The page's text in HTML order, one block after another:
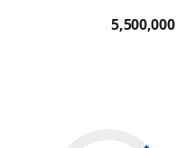
5,500,000